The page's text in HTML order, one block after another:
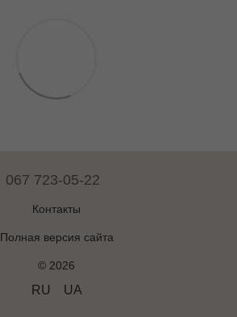
067 723-05-22
Контакты
Полная версия сайта
© 2026
RU UA